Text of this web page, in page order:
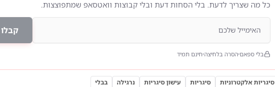
כל מה שצריך לדעת. בלי הסחות דעת ובלי קבוצות וואטסאפ שמתפוצצות.
בלי ספאם הסרה בלחיצה חינם תמיד
סיגריות אלקטרוניות סיגריות עישון סיגריות נרגילה בבלי